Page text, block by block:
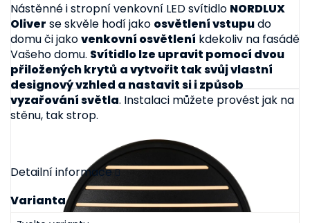
Varianta
Nástěnné i stropní venkovní LED svítidlo NORDLUX
Oliver se skvěle hodí jako osvětlení vstupudo
domu či jakovenkovní osvětlení kdekoliv na fasádě
Vašeho domu. Svítidlo lze upravit pomocí dvou
přiložených krytů a vytvořit tak svůj vlastní
designový vzhled a nastavit si i způsob
vyzařování světla. Instalaci můžete provést jak na
stěnu, tak strop.
Detailní informace